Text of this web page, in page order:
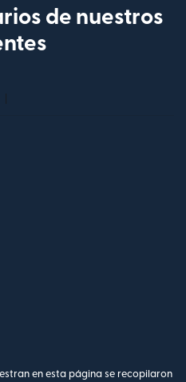
de nuestros
en esta página se recopilaron